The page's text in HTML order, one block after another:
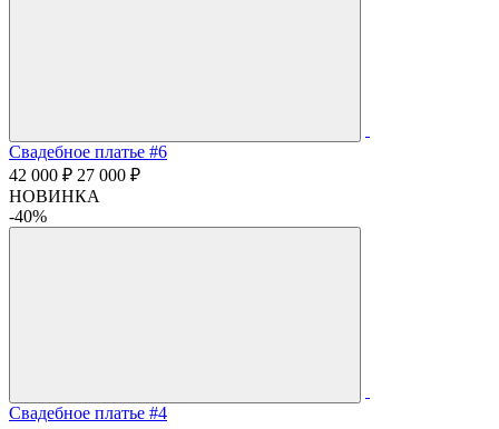
Свадебное платье #6
42 000 ₽ 27 000 ₽
НОВИНКА
-40%
Свадебное платье #4